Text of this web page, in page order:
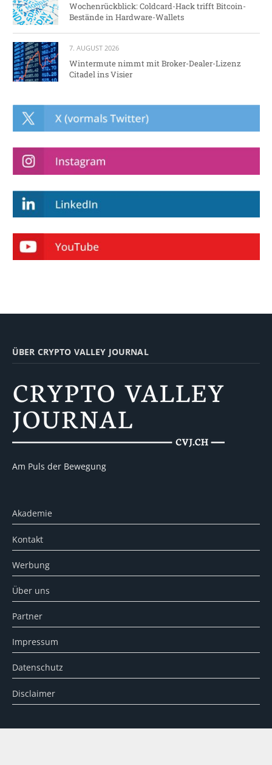
Wochenrückblick: Coldcard-Hack trifft Bitcoin-
Bestände in Hardware-Wallets
7. AUGUST 2026
Wintermute nimmt mit Broker-Dealer-Lizenz
Citadel ins Visier
ÜBER CRYPTO VALLEY JOURNAL
Am Puls der Bewegung
Akademie
Kontakt
Werbung
Über uns
Partner
Impressum
Datenschutz
Disclaimer